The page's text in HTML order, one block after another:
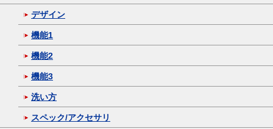
デザイン
機能1
機能2
機能3
洗い方
スペック/アクセサリ